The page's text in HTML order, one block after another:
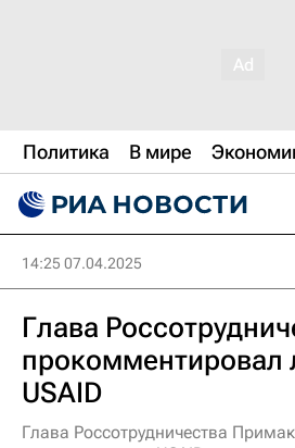
Политика В мире
14:25 07.04.2025
Глава
прокомментировал
USAID
Глава Россотрудничества